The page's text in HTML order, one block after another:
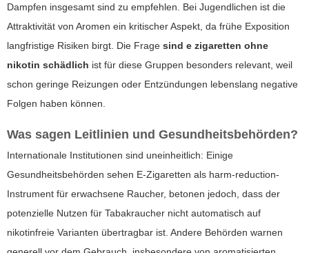
Dampfen insgesamt sind zu empfehlen. Bei Jugendlichen ist die
Attraktivität von Aromen ein kritischer Aspekt, da frühe Exposition
langfristige Risiken birgt. Die Frage sind e zigaretten ohne
nikotin schädlich ist für diese Gruppen besonders relevant, weil
schon geringe Reizungen oder Entzündungen lebenslang negative
Folgen haben können.
Was sagen Leitlinien und Gesundheitsbehörden?
Internationale Institutionen sind uneinheitlich: Einige
Gesundheitsbehörden sehen E-Zigaretten als harm-reduction-
Instrument für erwachsene Raucher, betonen jedoch, dass der
potenzielle Nutzen für Tabakraucher nicht automatisch auf
nikotinfreie Varianten übertragbar ist. Andere Behörden warnen